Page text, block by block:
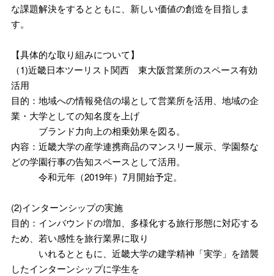
な課題解決をするとともに、新しい価値の創造を目指しま
す。
【具体的な取り組みについて】
（1)近畿日本ツーリスト関西 東大阪営業所のスペース有効
活用
目的：地域への情報発信の場として営業所を活用、地域の企
業・大学としての知名度を上げ
ブランド力向上の相乗効果を図る。
内容：近畿大学の産学連携商品のマンスリー展示、学園祭な
どの学園行事の告知スペースとして活用。
令和元年（2019年）7月開始予定。
(2)インターンシップの実施
目的：インバウンドの増加、多様化する旅行形態に対応する
ため、若い感性を旅行業界に取り
いれるとともに、近畿大学の建学精神「実学」を踏襲
したインターンシップに学生を